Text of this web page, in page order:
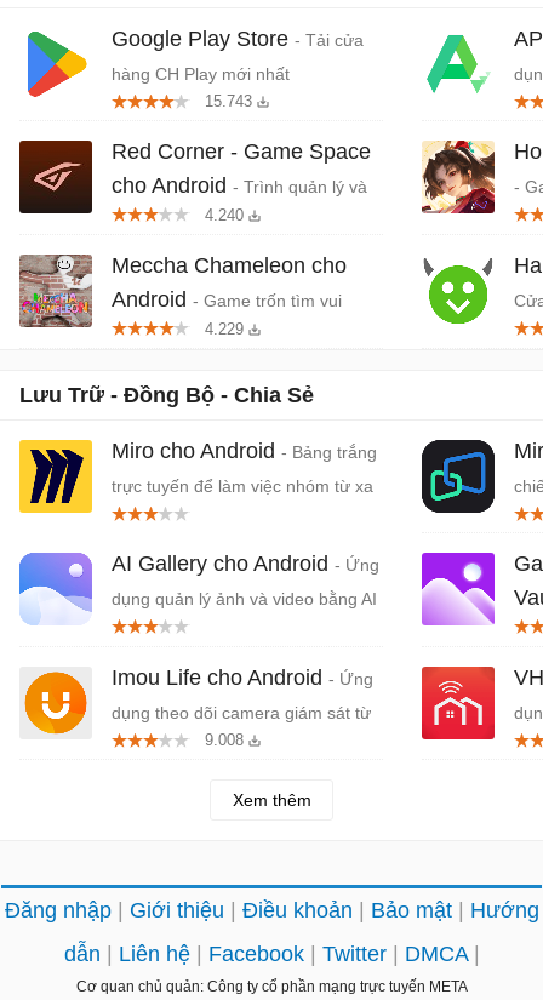
Google Play Store - Tải cửa
hàng CH Play mới nhất
15.743
Red Corner - Game Space
cho Android - Trình quản lý và
khởi chạy game trên di động
4.240
Meccha Chameleon cho
Android - Game trốn tìm vui
nhộn nhiều người chơi
4.229
-
Da
Lưu Trữ - Đồng Bộ - Chia Sẻ
Miro cho Android - Bảng trắng
trực tuyến để làm việc nhóm từ xa
AI Gallery cho Android - Ứng
dụng quản lý ảnh và video bằng AI
Imou Life cho Android - Ứng
dụng theo dõi camera giám sát từ
xa
9.008
PC
lý
Xem thêm
Đăng nhập Giới thiệu Điều khoản Bảo mật
Hướng
dẫn
Liên hệ Facebook Twitter DMCA
Cơ quan chủ quản: Công ty cổ phần mạng trực tuyến META